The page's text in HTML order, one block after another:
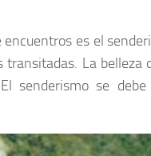
es el
La belleza
senderismo se